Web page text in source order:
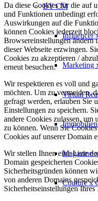
BY CM
Influencer
Marketing
Virtual
Magazine
Couture x
Da diese Cookies für die auf
und Funktionen unbedingt
Auswirkungen auf die
können Cookies jederzeit
Browsereinstellungen ändern
dieser Webseite erzwingen.
Cookies zu akzeptieren /
erneut besuchen.
Wir respektieren es voll und
möchten. Um zu vermeiden,
gefragt werden, erlauben Sie
Einstellungen zu speichern.
andere Cookies zulassen, um
zu können. Wenn Sie
Cookies auf unserer Domain
Wir stellen Ihnen eine Liste
Domain gespeicherten
Sicherheitsgründen können
von anderen Domains
Sicherheitseinstellungen Ihres